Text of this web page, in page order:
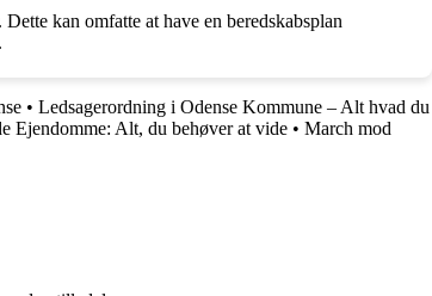
kan omfatte at have en beredskabsplan
• Ledsagerordning i Odense Kommune – Alt hvad du
Ejendomme: Alt, du behøver at vide • March mod